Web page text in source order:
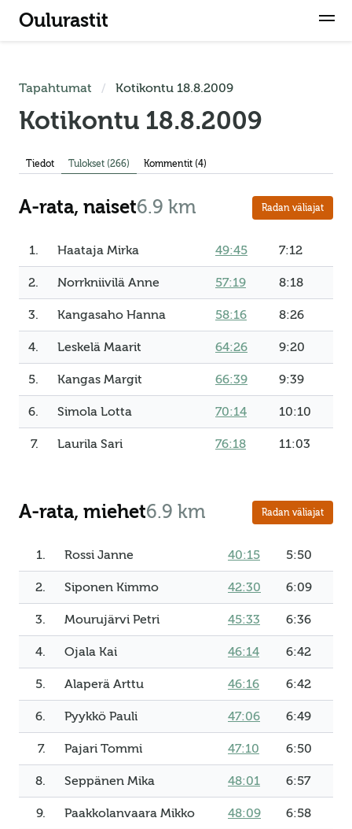
Oulurastit
Tapahtumat Kotikontu 18.8.2009
Kotikontu 18.8.2009
Tiedot Tulokset (266) Kommentit (4)
A-rata, naiset6.9 km Radan väliajat
1. Haataja Mirka 49:45 7:12
2. Norrkniivilä Anne 57:19 8:18
3. Kangasaho Hanna 58:16 8:26
4. Leskelä Maarit 64:26 9:20
5. Kangas Margit 66:39 9:39
6. Simola Lotta 70:14 10:10
7. Laurila Sari 76:18 11:03
A-rata, miehet6.9 km Radan väliajat
1. Rossi Janne 40:15 5:50
2. Siponen Kimmo 42:30 6:09
3. Mourujärvi Petri 45:33 6:36
4. Ojala Kai 46:14 6:42
5. Alaperä Arttu 46:16 6:42
6. Pyykkö Pauli 47:06 6:49
7. Pajari Tommi 47:10 6:50
8. Seppänen Mika 48:01 6:57
9. Paakkolanvaara Mikko 48:09 6:58